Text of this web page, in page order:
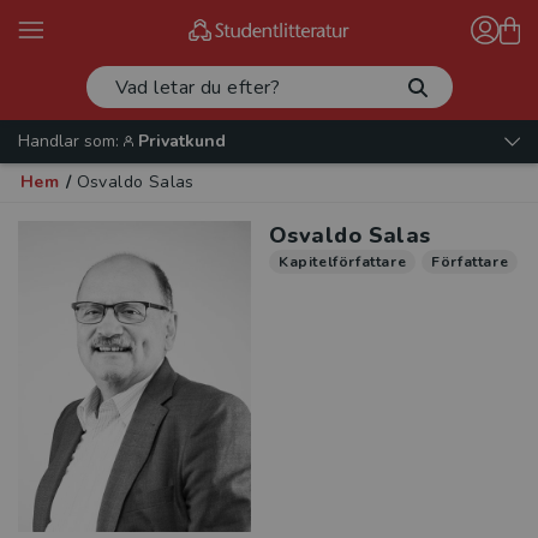
Handlar som:
Privatkund
Hem / Osvaldo Salas
Osvaldo Salas
Kapitelförfattare Författare